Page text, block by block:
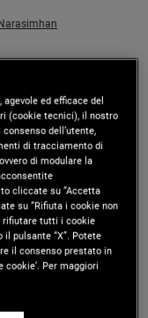
ed efficace del
(cookie tecnici), il nostro
dell’utente,
di tracciamento di
di modulare la
cliccate su “Accetta
su “Rifiuta i cookie non
rifiutare tutti i cookie
pulsante “X”. Potete
il consenso prestato in
Per maggiori